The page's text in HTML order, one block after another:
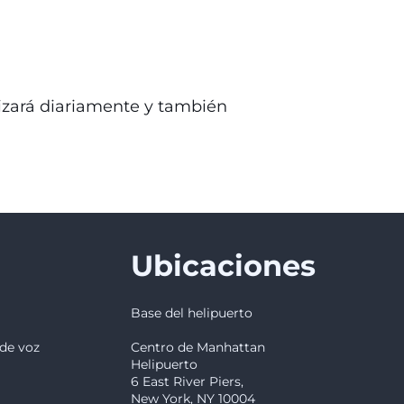
diariamente y también
voz
Ubicaciones
Base del helipuerto
Centro de Manhattan
Helipuerto
6 East River Piers,
New York, NY 10004